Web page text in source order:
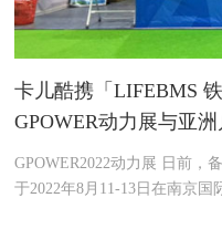
卡儿酷携「LIFEBMS
GPOWER动力展与亚
GPOWER2022动力展 日前，
于2022年8月11-13日在南京国